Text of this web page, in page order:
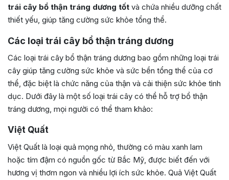
trái cây bổ thận tráng dương tốt và chứa nhiều dưỡng chất
thiết yếu, giúp tăng cường sức khỏe tổng thể.
Các loại trái cây bổ thận tráng dương
Các loại trái cây bổ thận tráng dương bao gồm những loại trái
cây giúp tăng cường sức khỏe và sức bền tổng thể của cơ
thể, đặc biệt là chức năng của thận và cải thiện sức khỏe tình
dục. Dưới đây là một số loại trái cây có thể hỗ trợ bổ thận
tráng dương, mọi người có thể tham khảo:
Việt Quất
Việt Quất là loại quả mọng nhỏ, thường có màu xanh lam
hoặc tím đậm có nguồn gốc từ Bắc Mỹ, được biết đến với
hương vị thơm ngon và nhiều lợi ích sức khỏe. Quả Việt Quất